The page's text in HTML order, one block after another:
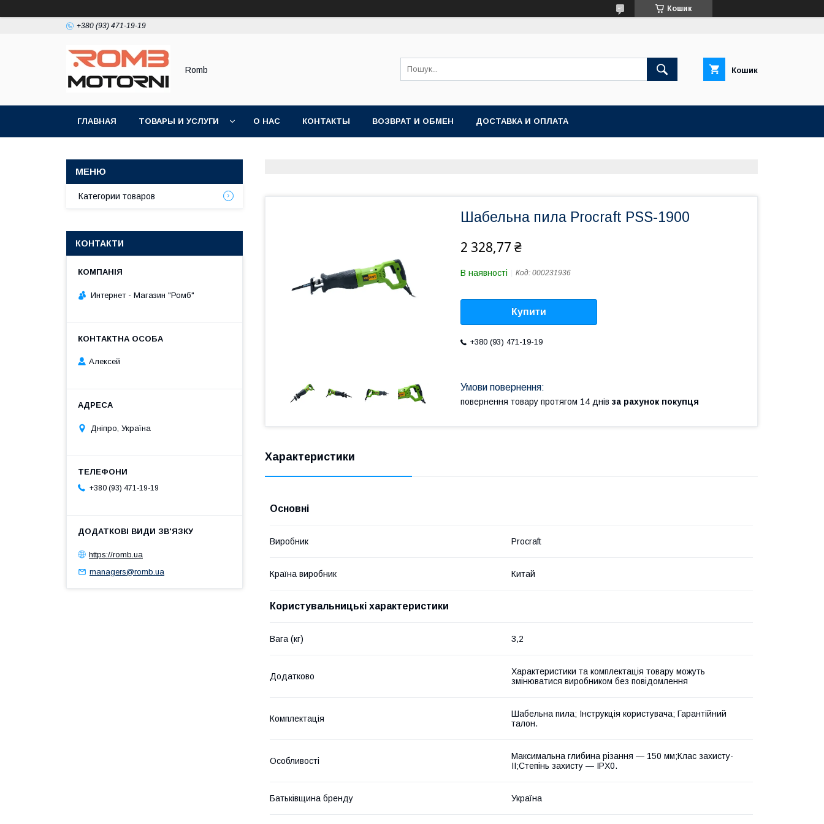
Кошик
+380 (93) 471-19-19
Romb Кошик
ГЛАВНАЯ ТОВАРЫ И УСЛУГИ О НАС КОНТАКТЫ ВОЗВРАТ И ОБМЕН ДОСТАВКА И ОПЛАТА
Шабельна пила Procraft PSS-1900
2 328,77 ₴
В наявності Код: 000231936
Купити
+380 (93) 471-19-19
повернення товару протягом 14 днів за рахунок покупця
Характеристики
Основні
Виробник Procraft
Країна виробник Китай
Користувальницькі характеристики
Вага (кг) 3,2
Додатково
Характеристики та комплектація товару можуть
змінюватися виробником без повідомлення
Комплектація
Шабельна пила; Інструкція користувача; Гарантійний
талон.
Особливості
Максимальна глибина різання — 150 мм;Клас захисту-
II;Степінь захисту — IPX0.
Батьківщина бренду Україна
Категории товаров
КОНТАКТИ
Интернет - Магазин "Ромб"
Алексей
Дніпро, Україна
+380 (93) 471-19-19
https://romb.ua
managers@romb.ua